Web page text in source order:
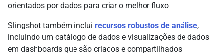
orientados por dados para criar o melhor fluxo
Slingshot também inclui recursos robustos de análise,
incluindo um catálogo de dados e visualizações de dados
em dashboards que são criados e compartilhados